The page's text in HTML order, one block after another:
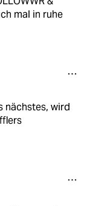
mal in ruhe
nächstes, wird